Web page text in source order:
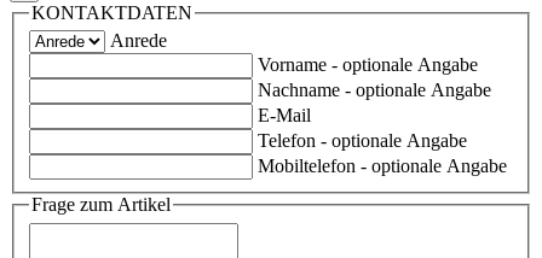
KONTAKTDATEN
Anrede
Vorname - optionale Angabe
Nachname - optionale Angabe
E-Mail
Telefon - optionale Angabe
Mobiltelefon - optionale Angabe
Frage zum Artikel